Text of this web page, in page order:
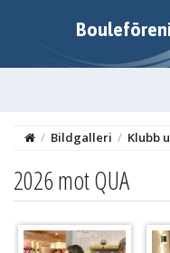
/ Bildgalleri / Klubb
2026 mot QUA